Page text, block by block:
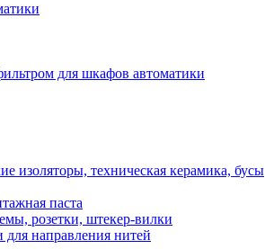
для шкафов автоматики
изоляторы, техническая керамика, бусы
паста
розетки, штекер-вилки
для направления нитей